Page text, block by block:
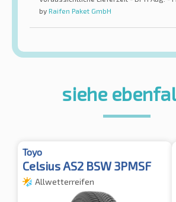
by Raifen Paket GmbH
siehe
Toyo
Celsius AS2 BSW 3PMSF
Allwetterreifen